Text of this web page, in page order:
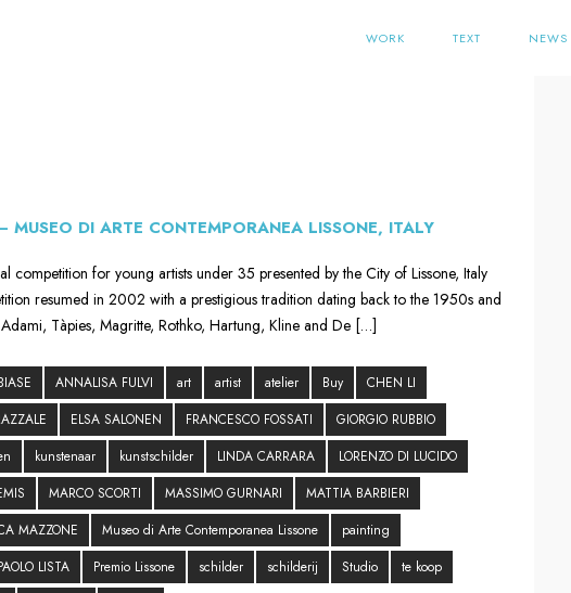
WORK TEXT NEWS
DI ARTE CONTEMPORANEA LISSONE, ITALY
competition for young artists under 35 presented by the City of Lissone, Italy
resumed in 2002 with a prestigious tradition dating back to the 1950s and
Tàpies, Magritte, Rothko, Hartung, Kline and De […]
ANNALISA FULVI art artist atelier Buy
CHEN LI
ELSA SALONEN FRANCESCO FOSSATI
GIORGIO RUBBIO
kunstenaar kunstschilder LINDA CARRARA
LORENZO DI LUCIDO
MARCO SCORTI MASSIMO GURNARI
MATTIA BARBIERI
MAZZONE Museo di Arte Contemporanea Lissone
painting
LISTA Premio Lissone schilder schilderij Studio
te koop